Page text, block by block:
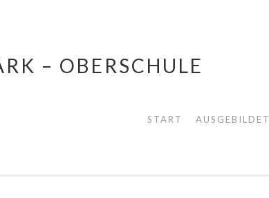
– OBERSCHULE
START AUSGEBILDET